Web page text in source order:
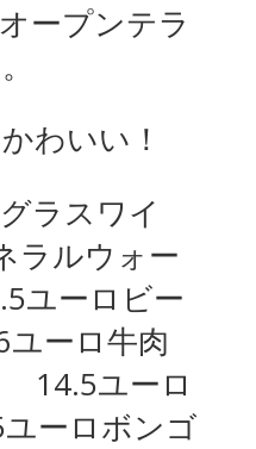
ープンテラ
わいい！
ラスワイ
ルウォー
ユーロビー
ーロ牛肉
14.5ユーロ
ーロボンゴ